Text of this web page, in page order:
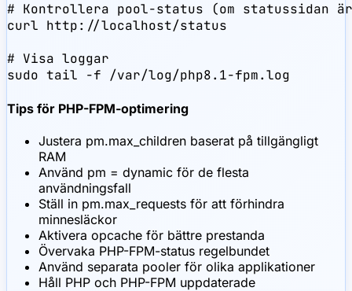
# Kontrollera pool-status (om statussidan
curl http://localhost/status
# Visa loggar
sudo tail -f /var/log/php8.1-fpm.log
Tips för PHP-FPM-optimering
Justera pm.max_children baserat på tillgängligt
RAM
Använd pm = dynamic för de flesta
användningsfall
Ställ in pm.max_requests för att förhindra
minnesläckor
Aktivera opcache för bättre prestanda
Övervaka PHP-FPM-status regelbundet
Använd separata pooler för olika applikationer
Håll PHP och PHP-FPM uppdaterade